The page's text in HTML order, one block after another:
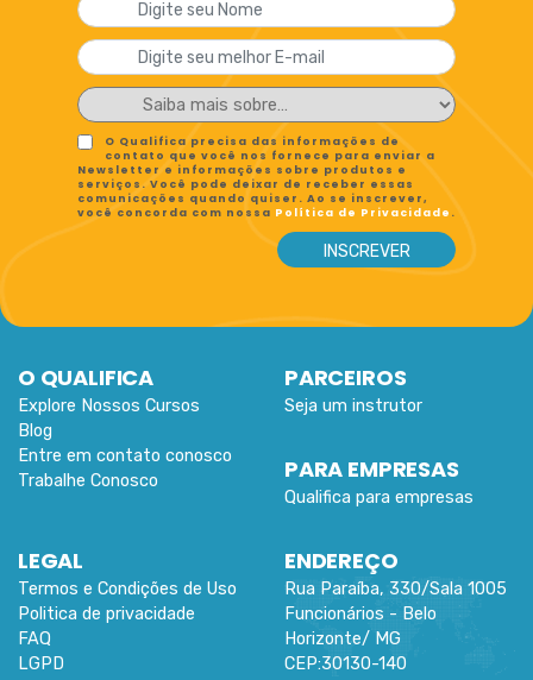
O Qualifica precisa das informações de
contato que você nos fornece para enviar a
Newsletter e informações sobre produtos e
serviços. Você pode deixar de receber essas
comunicações quando quiser. Ao se inscrever,
você concorda com nossa Política de Privacidade .
O QUALIFICA
Explore Nossos Cursos
Blog
Entre em contato conosco
Trabalhe Conosco
PARCEIROS
Seja um instrutor
PARA EMPRESAS
Qualifica para empresas
LEGAL
Termos e Condições de Uso
Politica de privacidade
FAQ
LGPD
ENDEREÇO
Rua Paraíba, 330/Sala 1005
Funcionários - Belo
Horizonte/ MG
CEP:30130-140